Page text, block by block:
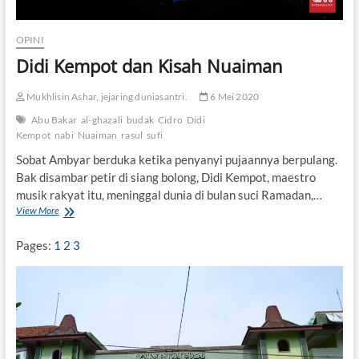
l
a
a
r
e
a
M
e
OPINI
Didi Kempot dan Kisah Nuaiman
Mukhlisin Ashar, jejaring duniasantri.
6 Mei 2020
Abu Bakar al-ghazali budak Cidro Didi
Kempot nabi Nuaiman rasul sufi
Sobat Ambyar berduka ketika penyanyi pujaannya berpulang.
Bak disambar petir di siang bolong, Didi Kempot, maestro
musik rakyat itu, meninggal dunia di bulan suci Ramadan,…
View MoreD
i
K
m
o
t
d
Pages: 1 2 3